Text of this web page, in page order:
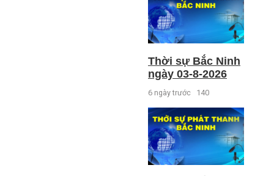
Thời sự Bắc Ninh
ngày 03-8-2026
6 ngày trước 140